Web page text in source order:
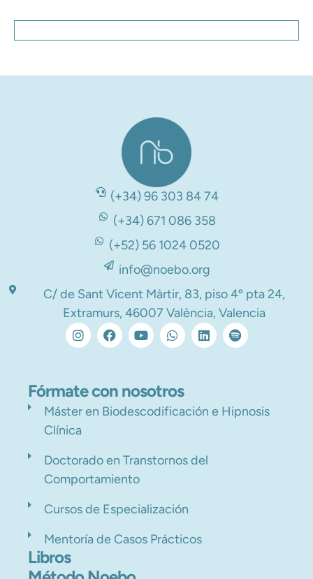
(+34) 96 303 84 74
(+34) 671 086 358
(+52) 56 1024 0520
info@noebo.org
C/ de Sant Vicent Màrtir, 83, piso 4º pta 24,
Extramurs, 46007 València, Valencia
Fórmate con nosotros
Máster en Biodescodificación e Hipnosis
Clínica
Doctorado en Transtornos del
Comportamiento
Cursos de Especialización
Mentoría de Casos Prácticos
Libros